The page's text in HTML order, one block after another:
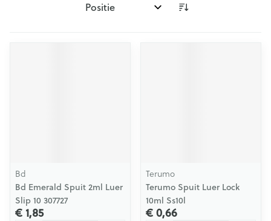
Sorteer op:
Bd
Bd Emerald Spuit 2ml Luer
Slip 10 307727
€ 1,85
Terumo
Terumo Spuit Luer Lock
10ml Ss10l
€ 0,66